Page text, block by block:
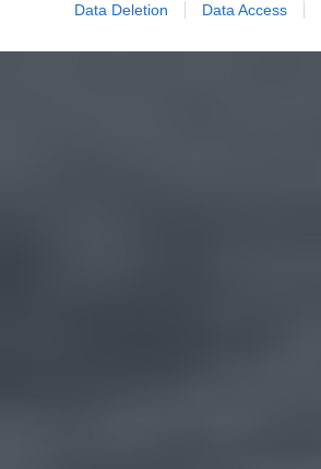
Data Deletion Data Access